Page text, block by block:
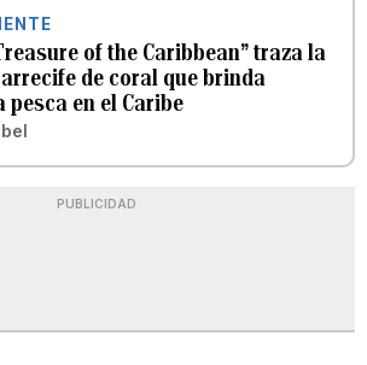
of the Caribbean” traza la
de coral que brinda
en el Caribe
PUBLICIDAD